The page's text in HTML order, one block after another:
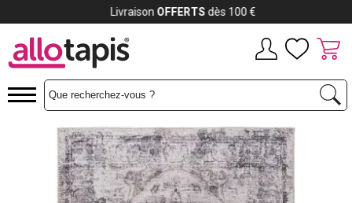
Payez jusqu'à12x